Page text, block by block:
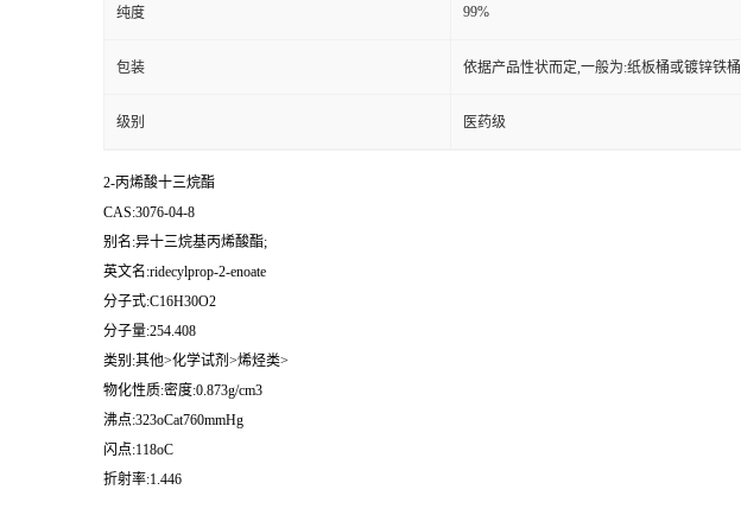
纯度 99%
包装 依据产品性状而定,一般为:纸板桶或镀锌铁桶
级别 医药级
2-丙烯酸十三烷酯
CAS:3076-04-8
别名:异十三烷基丙烯酸酯;
英文名:ridecylprop-2-enoate
分子式:C16H30O2
分子量:254.408
类别:其他>化学试剂>烯烃类>
物化性质:密度:0.873g/cm3
沸点:323oCat760mmHg
闪点:118oC
折射率:1.446